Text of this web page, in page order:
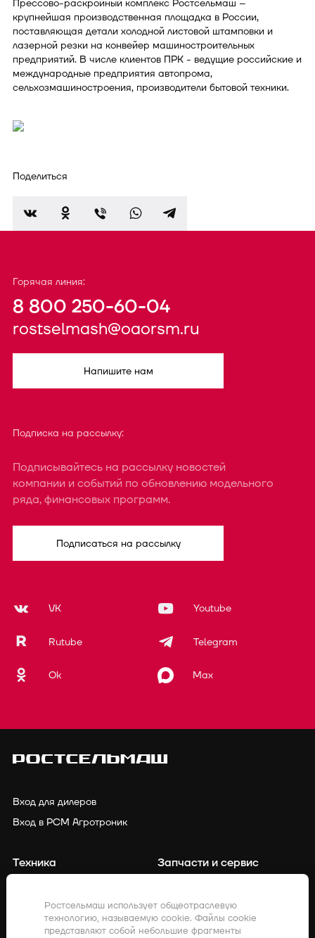
Прессово-раскройный комплекс Ростсельмаш –
крупнейшая производственная площадка в России,
поставляющая детали холодной листовой штамповки и
лазерной резки на конвейер машиностроительных
предприятий. В числе клиентов ПРК - ведущие российские и
международные предприятия автопрома,
сельхозмашиностроения, производители бытовой техники.
Поделиться
Горячая линия:
8 800 250-60-04
rostselmash@oaorsm.ru
Напишите нам
Подписка на рассылку:
Подписывайтесь на рассылку новостей
компании и событий по обновлению модельного
ряда, финансовых программ.
Подписаться на рассылку
VK Youtube
Rutube Telegram
Ok Max
Вход для дилеров
Вход в РСМ Агротроник
Техника
Точное земледелие
Запчасти и сервис
Клиенты о нас
Ростсельмаш использует общеотраслевую
технологию, называемую cookie. Файлы cookie
представляют собой небольшие фрагменты